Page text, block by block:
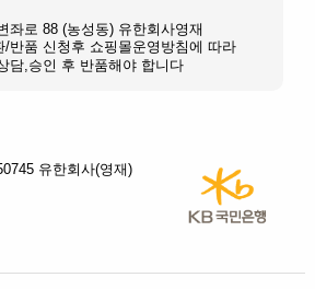
좌로 88 (농성동) 유한회사영재
반품 신청후 쇼핑몰운영방침에 따라
담,승인 후 반품해야 합니다
유한회사(영재)